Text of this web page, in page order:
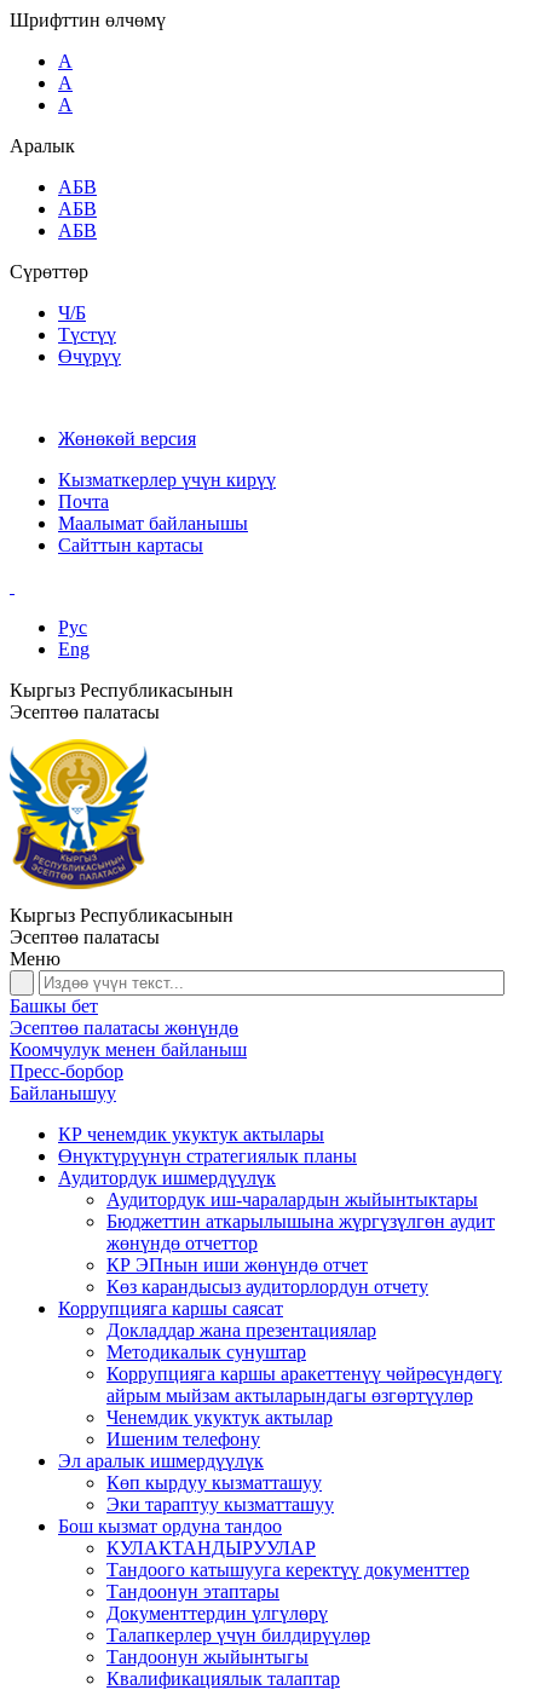
Шрифттин өлчөмү
A
A
A
Аралык
AБВ
AБВ
AБВ
Сүрөттөр
Ч/Б
Түстүү
Өчүрүү
Жөнөкөй версия
Кызматкерлер үчүн кирүү
Почта
Маалымат байланышы
Сайттын картасы
Рус
Eng
Кыргыз Республикасынын
Эсептөө палатасы
Кыргыз Республикасынын
Эсептөө палатасы
Меню
Башкы бет
Эсептөө палатасы жөнүндө
Коомчулук менен байланыш
Пресс-борбор
Байланышуу
КР ченемдик укуктук актылары
Өнүктүрүүнүн стратегиялык планы
Аудитордук ишмердүүлүк
Аудитордук иш-чаралардын жыйынтыктары
Бюджеттин аткарылышына жүргүзүлгөн аудит
жөнүндө отчеттор
КР ЭПнын иши жөнүндө отчет
Көз карандысыз аудиторлордун отчету
Коррупцияга каршы саясат
Докладдар жана презентациялар
Методикалык сунуштар
Коррупцияга каршы аракеттенүү чөйрөсүндөгү
айрым мыйзам актыларындагы өзгөртүүлөр
Ченемдик укуктук актылар
Ишеним телефону
Эл аралык ишмердүүлүк
Көп кырдуу кызматташуу
Эки тараптуу кызматташуу
Бош кызмат ордуна тандоо
КУЛАКТАНДЫРУУЛАР
Тандоого катышууга керектүү документтер
Тандоонун этаптары
Документтердин үлгүлөрү
Талапкерлер үчүн билдирүүлөр
Тандоонун жыйынтыгы
Квалификациялык талаптар